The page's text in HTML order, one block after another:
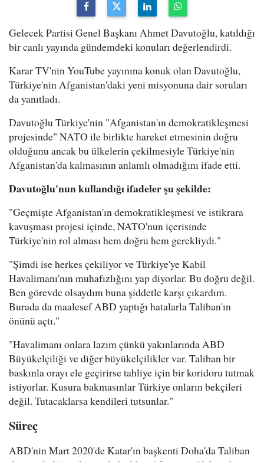
Gelecek Partisi Genel Başkanı Ahmet Davutoğlu, katıldığı
bir canlı yayında gündemdeki konuları değerlendirdi.
Karar TV'nin YouTube yayınına konuk olan Davutoğlu,
Türkiye'nin Afganistan'daki yeni misyonuna dair soruları
da yanıtladı.
Davutoğlu Türkiye'nin "Afganistan'ın demokratikleşmesi
projesinde" NATO ile birlikte hareket etmesinin doğru
olduğunu ancak bu ülkelerin çekilmesiyle Türkiye'nin
Afganistan'da kalmasının anlamlı olmadığını ifade etti.
Davutoğlu'nun kullandığı ifadeler şu şekilde:
"Geçmişte Afganistan'ın demokratikleşmesi ve istikrara
kavuşması projesi içinde, NATO'nun içerisinde
Türkiye'nin rol alması hem doğru hem gerekliydi."
"Şimdi ise herkes çekiliyor ve Türkiye'ye Kabil
Havalimanı'nın muhafızlığını yap diyorlar. Bu doğru değil.
Ben görevde olsaydım buna şiddetle karşı çıkardım.
Burada da maalesef ABD yaptığı hatalarla Taliban'ın
önünü açtı."
"Havalimanı onlara lazım çünkü yakınlarında ABD
Büyükelçiliği ve diğer büyükelçilikler var. Taliban bir
baskınla orayı ele geçirirse tahliye için bir koridoru tutmak
istiyorlar. Kusura bakmasınlar Türkiye onların bekçileri
değil. Tutacaklarsa kendileri tutsunlar."
Süreç
ABD'nin Mart 2020'de Katar'ın başkenti Doha'da Taliban